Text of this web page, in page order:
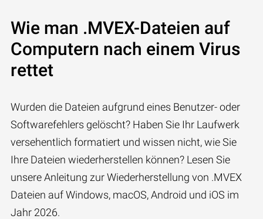
Wie man .MVEX-Dateien auf
Computern nach einem Virus
rettet
Wurden die Dateien aufgrund eines Benutzer- oder
Softwarefehlers gelöscht? Haben Sie Ihr Laufwerk
versehentlich formatiert und wissen nicht, wie Sie
Ihre Dateien wiederherstellen können? Lesen Sie
unsere Anleitung zur Wiederherstellung von .MVEX
Dateien auf Windows, macOS, Android und iOS im
Jahr 2026.